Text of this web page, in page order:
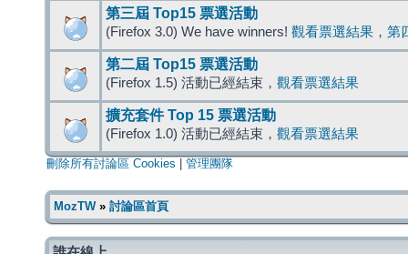
第三屆 Top15 票選活動
(Firefox 3.0) We have winners! 觀看票選結果 ， 第
第二屆 Top15 票選活動
(Firefox 1.5) 活動已經結束， 觀看票選結果
擴充套件 Top 15 票選活動
(Firefox 1.0) 活動已經結束， 觀看票選結果
刪除所有討論區 Cookies 管理團隊
MozTW» 討論區首頁